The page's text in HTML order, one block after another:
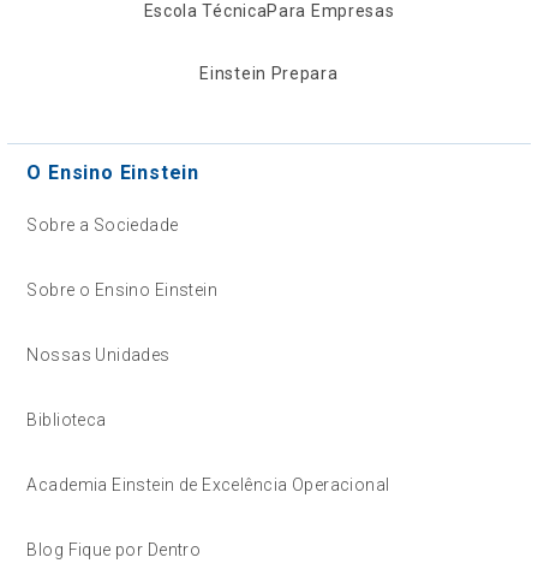
Escola TécnicaPara Empresas
Einstein Prepara
O Ensino Einstein
Sobre a Sociedade
Sobre o Ensino Einstein
Nossas Unidades
Biblioteca
Academia Einstein de Excelência Operacional
Blog Fique por Dentro